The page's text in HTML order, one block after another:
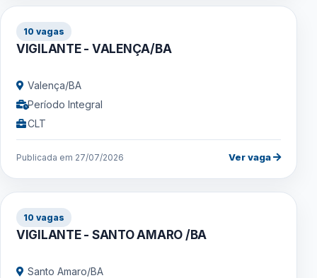
10 vagas
VIGILANTE - VALENÇA/BA
Valença/BA
Período Integral
CLT
Publicada em 27/07/2026 Ver vaga
10 vagas
VIGILANTE - SANTO AMARO /BA
Santo Amaro/BA